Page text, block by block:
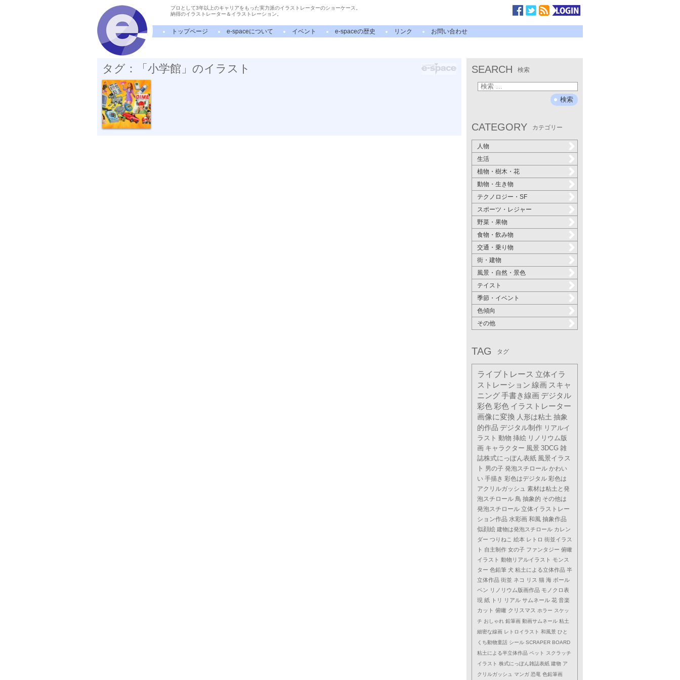
プロとして3年以上のキャリアをもった実力派のイラストレーターのショーケース。
納得のイラストレーター＆イラストレーション。
トップページ e-spaceについて イベント e-spaceの歴史 リンク お問い合わせ
タグ：「小学館」のイラスト
小学館 DIME SEARCH 検索
CATEGORY カテゴリー
人物
生活
植物・樹木・花
動物・生き物
テクノロジー・SF
スポーツ・レジャー
野菜・果物
食物・飲み物
交通・乗り物
街・建物
風景・自然・景色
テイスト
季節・イベント
色傾向
その他
TAG タグ
ライブトレース 立体イラ
ストレーション 線画 スキャ
ニング手書き線画 デジタル
彩色彩色 イラストレーター
画像に変換 人形は粘土 抽象
的作品 デジタル制作 リアルイ
ラスト 動物 挿絵 リノリウム版
画 キャラクター 風景 3DCG 雑
誌株式にっぽん表紙 風景イラス
ト 男の子 発泡スチロール かわい
い 手描き 彩色はデジタル 彩色は
アクリルガッシュ 素材は粘土と発
泡スチロール 鳥 抽象的 その他は
発泡スチロール 立体イラストレー
ション作品 水彩画 和風 抽象作品
似顔絵 建物は発泡スチロール カレン
ダー つりねこ 絵本 レトロ 街並イラス
ト 自主制作 女の子 ファンタジー 俯瞰
イラスト 動物リアルイラスト モンス
ター 色鉛筆 犬 粘土による立体作品 半
立体作品 街並 ネコ リス 猫 海 ボール
ペン リノリウム版画作品 モノクロ表
現 紙 トリ リアル サムネール 花 音楽
カット 俯瞰 クリスマス ホラー スケッ
チ おしゃれ 鉛筆画 動画サムネール 粘土
細密な線画 レトロイラスト 和風景 ひと
くち動物童話 シール SCRAPER BOARD
粘土による半立体作品 ペット
スクラッチ
イラスト 株式にっぽん雑誌表紙 建物 ア
クリルガッシュ
マンガ 恐竜 色鉛筆画